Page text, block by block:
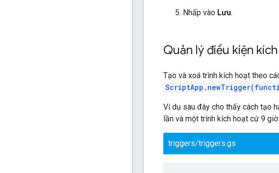
Nhấp vào Lưu.
Quản lý điều kiện
Tạo và xoá trình kích hoạt theo
Ví dụ sau đây cho thấy cách tạo
lần và một trình kích hoạt cứ 9
triggers/triggers.gs